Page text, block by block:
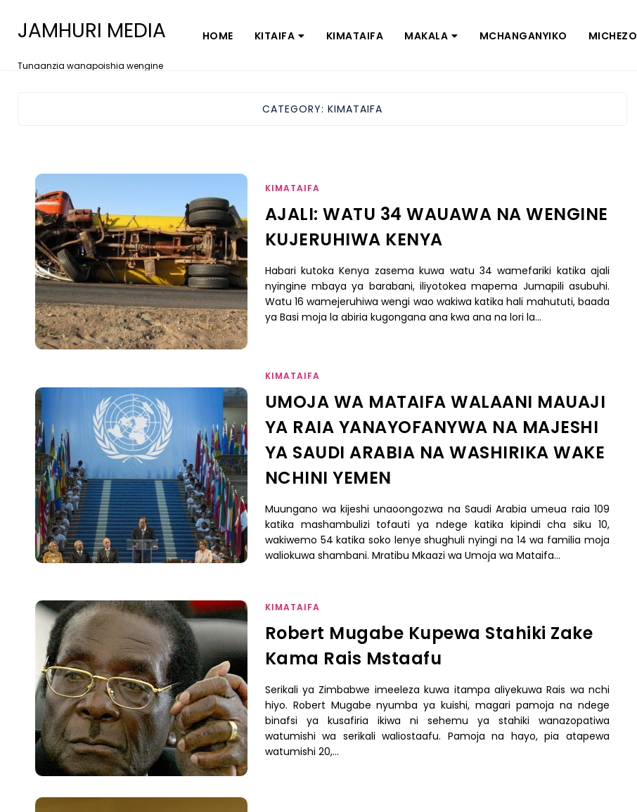
JAMHURI MEDIA
Tunaanzia wanapoishia wengine
HOME KITAIFA KIMATAIFA MAKALA MCHANGANYIKO MICHEZO
CATEGORY: KIMATAIFA
KIMATAIFA
AJALI: WATU 34 WAUAWA NA WENGINE
KUJERUHIWA KENYA
Habari kutoka Kenya zasema kuwa watu 34 wamefariki katika ajali
nyingine mbaya ya barabani, iliyotokea mapema Jumapili asubuhi.
Watu 16 wamejeruhiwa wengi wao wakiwa katika hali mahututi, baada
ya Basi moja la abiria kugongana ana kwa ana na lori la…
KIMATAIFA
UMOJA WA MATAIFA WALAANI MAUAJI
YA RAIA YANAYOFANYWA NA MAJESHI
YA SAUDI ARABIA NA WASHIRIKA WAKE
NCHINI YEMEN
Muungano wa kijeshi unaoongozwa na Saudi Arabia umeua raia 109
katika mashambulizi tofauti ya ndege katika kipindi cha siku 10,
wakiwemo 54 katika soko lenye shughuli nyingi na 14 wa familia moja
waliokuwa shambani. Mratibu Mkaazi wa Umoja wa Mataifa…
KIMATAIFA
Robert Mugabe Kupewa Stahiki Zake
Kama Rais Mstaafu
Serikali ya Zimbabwe imeeleza kuwa itampa aliyekuwa Rais wa nchi
hiyo. Robert Mugabe nyumba ya kuishi, magari pamoja na ndege
binafsi ya kusafiria ikiwa ni sehemu ya stahiki wanazopatiwa
watumishi wa serikali waliostaafu. Pamoja na hayo, pia atapewa
watumishi 20,…